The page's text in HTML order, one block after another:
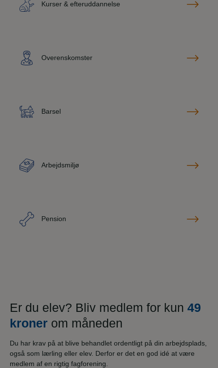
Kurser & efteruddannelse
Overenskomster
Barsel
Arbejdsmiljø
Pension
Er du elev? Bliv medlem for kun 49
kroner om måneden
Du har krav på at blive behandlet ordentligt på din arbejdsplads,
også som lærling eller elev. Derfor er det en god idé at være
medlem af en rigtig fagforening.